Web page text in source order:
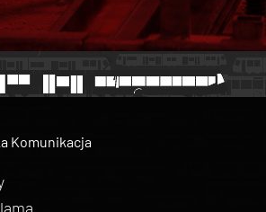
Komunikacja